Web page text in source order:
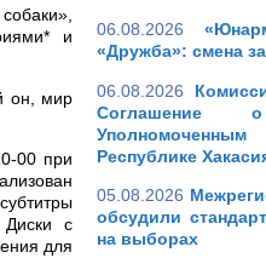
и
он, мир
00 при
с
для
06.08.2026
«Дружба»: смена
06.08.2026
Соглашение
Республике
05.08.2026
обсудили
на выборах